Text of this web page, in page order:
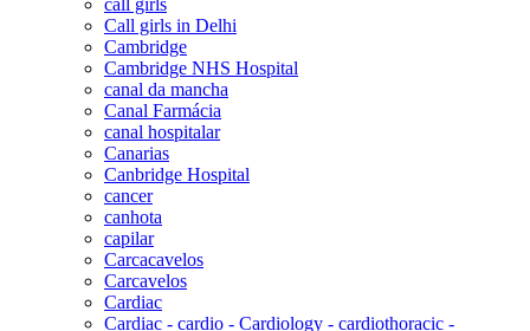
Call girls in Delhi
Cambridge
Cambridge NHS Hospital
canal da mancha
Canal Farmácia
canal hospitalar
Canarias
Canbridge Hospital
cancer
canhota
capilar
Carcacavelos
Carcavelos
Cardiac
Cardiac - cardio - Cardiology - cardiothoracic -